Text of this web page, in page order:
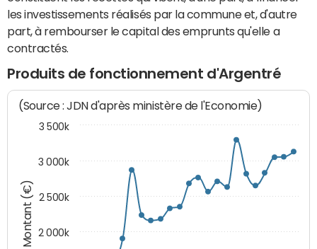
les investissements réalisés par la commune et, d'autre
part, à rembourser le capital des emprunts qu'elle a
contractés.
Produits de fonctionnement d'Argentré
Montant (€)
(Source : JDN d'après ministère de l'Economie)
2 000k
2 500k
3 000k
3 500k